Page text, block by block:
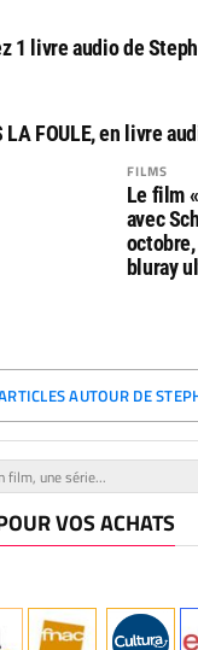
1 livre audio de
LA FOULE, en livre
FILMS
Le film
avec
bluray
AUTOUR DE
VOS ACHATS